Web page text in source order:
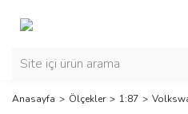
Anasayfa Ölçekler 1:87